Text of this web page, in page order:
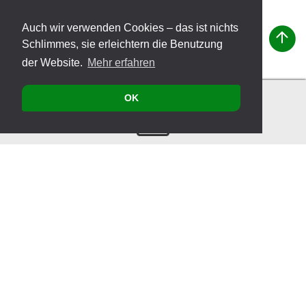
Auch wir verwenden Cookies – das ist nichts
Schlimmes, sie erleichtern die Benutzung
der Website. Mehr erfahren
OK